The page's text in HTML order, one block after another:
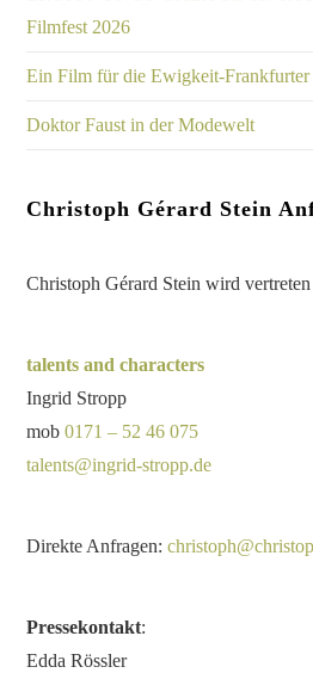
Filmfest 2026
Ein Film für die Ewigkeit-Frankfurter
Doktor Faust in der Modewelt
Christoph Gérard Stein
Christoph Gérard Stein wird
talents and characters
Ingrid Stropp
mob0171 – 52 46 075
talents@ingrid-stropp.de
Direkte Anfragen:
Pressekontakt:
Edda Rössler